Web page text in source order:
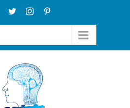
Facebook
TwitterInstagram